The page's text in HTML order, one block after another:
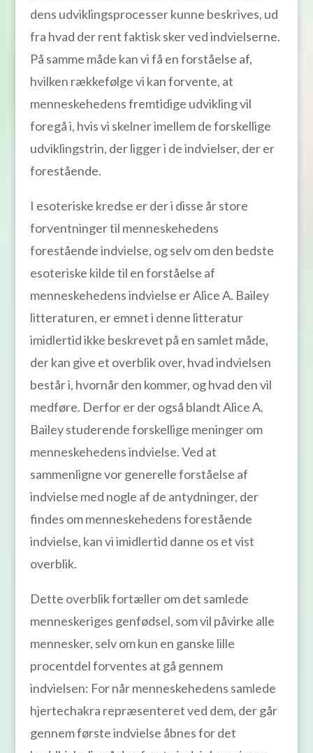
dens udviklingsprocesser kunne beskrives, ud
fra hvad der rent faktisk sker ved indvielserne.
På samme måde kan vi få en forståelse af,
hvilken rækkefølge vi kan forvente, at
menneskehedens fremtidige udvikling vil
foregå i, hvis vi skelner imellem de forskellige
udviklingstrin, der ligger i de indvielser, der er
forestående.
I esoteriske kredse er der i disse år store
forventninger til menneskehedens
forestående indvielse, og selv om den bedste
esoteriske kilde til en forståelse af
menneskehedens indvielse er Alice A. Bailey
litteraturen, er emnet i denne litteratur
imidlertid ikke beskrevet på en samlet måde,
der kan give et overblik over, hvad indvielsen
består i, hvornår den kommer, og hvad den vil
medføre. Derfor er der også blandt Alice A.
Bailey studerende forskellige meninger om
menneskehedens indvielse. Ved at
sammenligne vor generelle forståelse af
indvielse med nogle af de antydninger, der
findes om menneskehedens forestående
indvielse, kan vi imidlertid danne os et vist
overblik.
Dette overblik fortæller om det samlede
menneskeriges genfødsel, som vil påvirke alle
mennesker, selv om kun en ganske lille
procentdel forventes at gå gennem
indvielsen: For når menneskehedens samlede
hjertechakra repræsenteret ved dem, der går
gennem første indvielse åbnes for det